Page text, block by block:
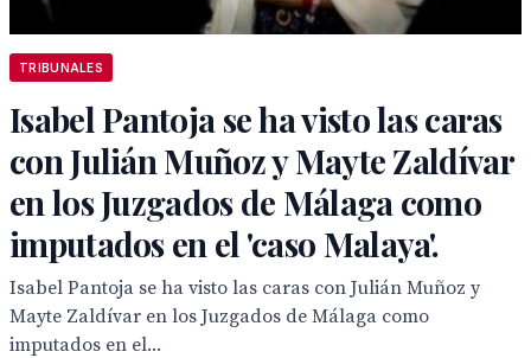
TRIBUNALES
Isabel Pantoja se ha visto las caras
con Julián Muñoz y Mayte Zaldívar
en los Juzgados de Málaga como
imputados en el 'caso Malaya'.
Isabel Pantoja se ha visto las caras con Julián Muñoz y
Mayte Zaldívar en los Juzgados de Málaga como
imputados en el...